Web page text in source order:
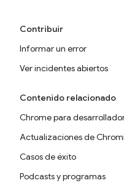
Contribuir
Informar un error
Ver incidentes abiertos
Contenido relacionado
Chrome para
Actualizaciones de
Casos de éxito
Podcasts y programas